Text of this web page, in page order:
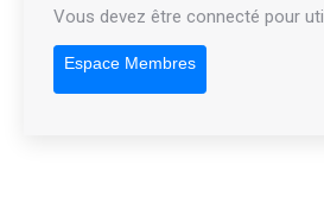
Vous devez être connecté pour
Espace Membres